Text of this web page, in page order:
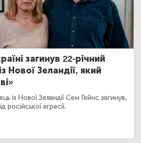
загинув 22-річний
Нової Зеландії, який
із Нової Зеландії Сем Гейнс загинув,
російської агресії.